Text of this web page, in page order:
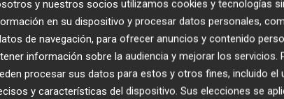
comunidades autónomas con el Estado en la
fue produciendo un aumento progresivo del
2018 y 2019 con las peores cifras, un 61,1%
y nuestros socios utilizamos cookies y tecnologías
en su dispositivo y procesar datos personales,
de navegación, para ofrecer anuncios y contenido
información sobre la audiencia y mejorar los servicios.
procesar sus datos para estos y otros fines, incluido el
y características del dispositivo. Sus elecciones se